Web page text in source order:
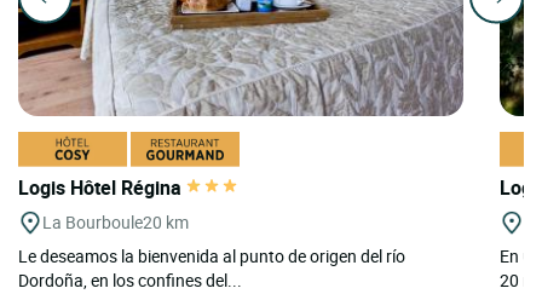
Logis Hôtel Régina
La Bourboule20 km
Le deseamos la bienvenida al punto de origen del río
Dordoña, en los confines del...
En
20